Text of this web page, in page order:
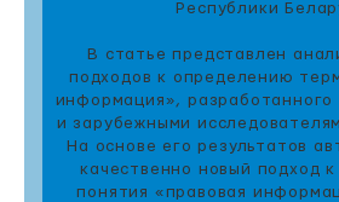
Республики
В статье представлен
подходов к определению
информация», разработанного
и зарубежными
На основе его результатов
качественно новый подход
понятия «правовая